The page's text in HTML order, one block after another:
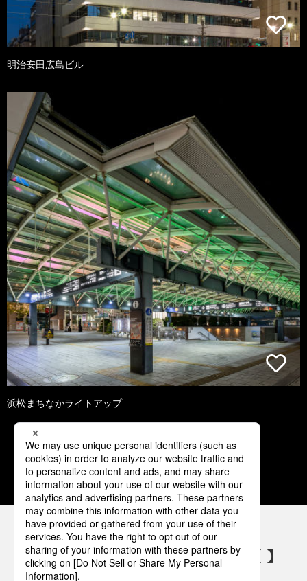
明治安田広島ビル
浜松まちなかライトアップ
1 2 3 4 5
パナソニックの電気設備 SNSアカウント